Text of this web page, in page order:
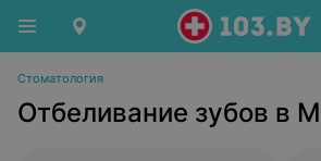
Стоматология
Отбеливание зубов в